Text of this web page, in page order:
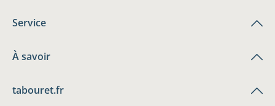
Service
À savoir
tabouret.fr